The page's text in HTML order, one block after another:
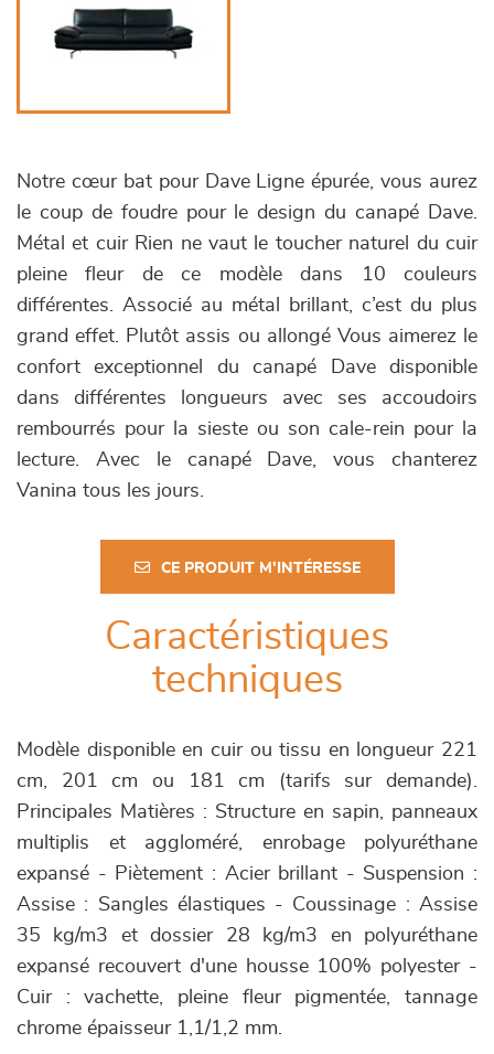
Notre cœur bat pour Dave Ligne épurée, vous aurez
le coup de foudre pour le design du canapé Dave.
Métal et cuir Rien ne vaut le toucher naturel du cuir
pleine fleur de ce modèle dans 10 couleurs
différentes. Associé au métal brillant, c’est du plus
grand effet. Plutôt assis ou allongé Vous aimerez le
confort exceptionnel du canapé Dave disponible
dans différentes longueurs avec ses accoudoirs
rembourrés pour la sieste ou son cale-rein pour la
lecture. Avec le canapé Dave, vous chanterez
Vanina tous les jours.
CE PRODUIT M'INTÉRESSE
Caractéristiques
techniques
Modèle disponible en cuir ou tissu en longueur 221
cm, 201 cm ou 181 cm (tarifs sur demande).
Principales Matières : Structure en sapin, panneaux
multiplis et aggloméré, enrobage polyuréthane
expansé - Piètement : Acier brillant - Suspension :
Assise : Sangles élastiques - Coussinage : Assise
35 kg/m3 et dossier 28 kg/m3 en polyuréthane
expansé recouvert d'une housse 100% polyester -
Cuir : vachette, pleine fleur pigmentée, tannage
chrome épaisseur 1,1/1,2 mm.